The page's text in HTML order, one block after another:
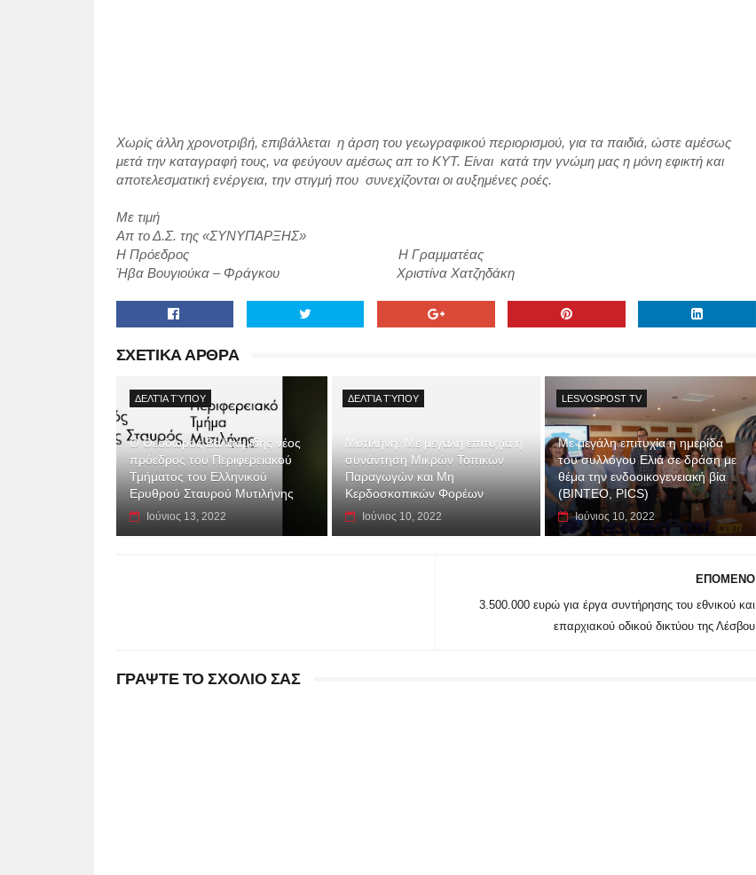
Χωρίς άλλη χρονοτριβή, επιβάλλεται η άρση του γεωγραφικού περιορισμού, για τα παιδιά, ώστε αμέσως
μετά την καταγραφή τους, να φεύγουν αμέσως απ το ΚΥΤ. Είναι κατά την γνώμη μας η μόνη εφικτή και
αποτελεσματική ενέργεια, την στιγμή που συνεχίζονται οι αυξημένες ροές.
Με τιμή
Απ το Δ.Σ. της «ΣΥΝΥΠΑΡΞΗΣ»
Η Πρόεδρος Η Γραμματέας
Ήβα Βουγιούκα – Φράγκου Χριστίνα Χατζηδάκη
ΣΧΕΤΙΚΑ ΑΡΘΡΑ
ΔΕΛΤΊΑ ΤΎΠΟΥ
Ο Θεόδωρος Βαλσαμίδης νέος
πρόεδρος του Περιφερειακού
Τμήματος του Ελληνικού
Ερυθρού Σταυρού Μυτιλήνης
Ιούνιος 13, 2022
ΔΕΛΤΊΑ ΤΎΠΟΥ
Μυτιλήνη: Με μεγάλη επιτυχία η
συνάντηση Μικρών Τοπικών
Παραγωγών και Μη
Κερδοσκοπικών Φορέων
Ιούνιος 10, 2022
LESVOSPOST TV
Με μεγάλη επιτυχία η ημερίδα
του συλλόγου Ελιά σε δράση με
θέμα την ενδοοικογενειακή βία
(ΒΙΝΤΕΟ, PICS)
Ιούνιος 10, 2022
ΕΠΟΜΕΝΟ
3.500.000 ευρώ για έργα συντήρησης του εθνικού και
επαρχιακού οδικού δικτύου της Λέσβου
ΓΡΑΨΤΕ ΤΟ ΣΧΟΛΙΟ ΣΑΣ